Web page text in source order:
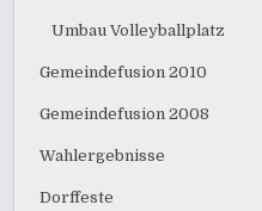
Umbau Volleyballplatz
Gemeindefusion 2010
Gemeindefusion 2008
Wahlergebnisse
Dorffeste